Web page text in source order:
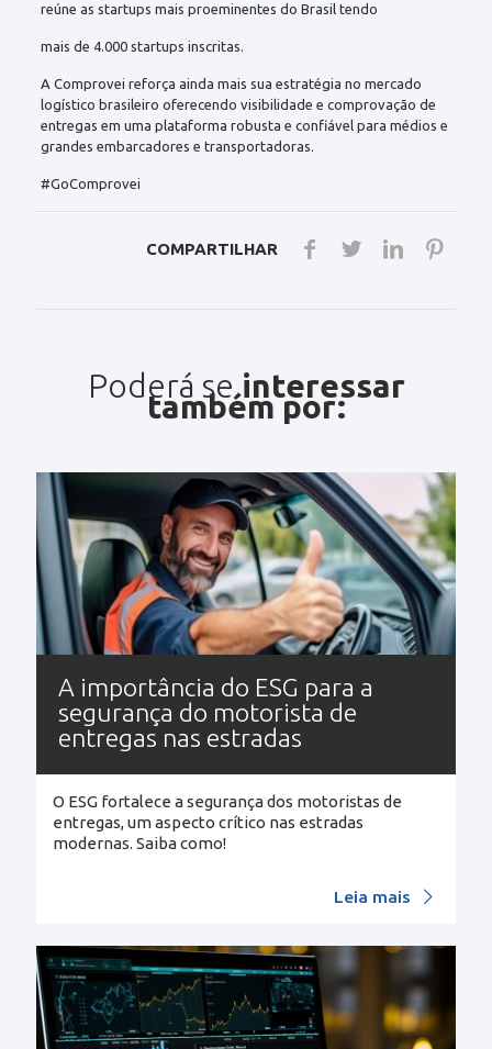
reúne as startups mais proeminentes do Brasil tendo
mais de 4.000 startups inscritas.
A Comprovei reforça ainda mais sua estratégia no mercado
logístico brasileiro oferecendo visibilidade e comprovação de
entregas em uma plataforma robusta e confiável para médios e
grandes embarcadores e transportadoras.
#GoComprovei
COMPARTILHAR
Poderá seinteressar
também por:
A importância do ESG para a
segurança do motorista de
entregas nas estradas
O ESG fortalece a segurança dos motoristas de
entregas, um aspecto crítico nas estradas
modernas. Saiba como!
Leia mais